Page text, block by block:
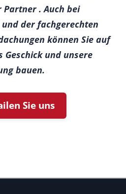
. Auch bei
der fachgerechten
können Sie auf
Geschick und unsere
bauen.
Sie uns